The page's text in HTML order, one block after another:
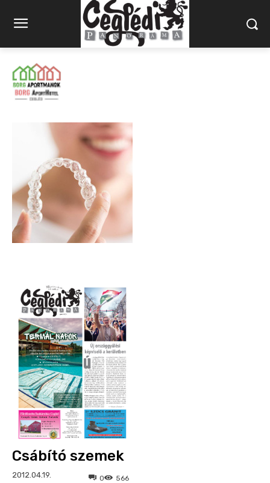
Csábító szemek
2012.04.19. 566
0